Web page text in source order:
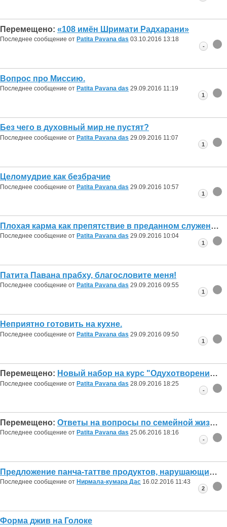
Перемещено: «108 имён Шримати Радхарани»
Последнее сообщение от Patita Pavana das 03.10.2016 13:18
-
Вопрос про Миссию.
Последнее сообщение от Patita Pavana das 29.09.2016 11:19
1
Без чего в духовный мир не пустят?
Последнее сообщение от Patita Pavana das 29.09.2016 11:07
1
Целомудрие как безбрачие
Последнее сообщение от Patita Pavana das 29.09.2016 10:57
1
Плохая карма как препятствие в преданном служении.
Последнее сообщение от Patita Pavana das 29.09.2016 10:04
1
Патита Павана прабху, благословите меня!
Последнее сообщение от Patita Pavana das 29.09.2016 09:55
1
Неприятно готовить на кухне.
Последнее сообщение от Patita Pavana das 29.09.2016 09:50
1
Перемещено: Новый набор на курс "Одухотворение семейной жизни"
Последнее сообщение от Patita Pavana das 28.09.2016 18:25
-
Перемещено: Ответы на вопросы по семейной жизни. 2 июля. 10:00 (Мск)
Последнее сообщение от Patita Pavana das 25.06.2016 18:16
-
Предложение панча-таттве продуктов, нарушающих принципы
Последнее сообщение от Нирмала-кумара Дас 16.02.2016 11:43
2
Форма джив на Голоке